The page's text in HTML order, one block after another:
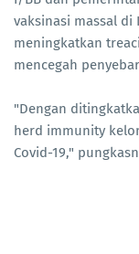
vaksinasi massal di
meningkatkan
mencegah
"Dengan
herd immunity
Covid-19,"